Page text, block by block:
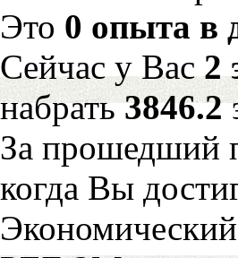
Это 0 опыта в
Сейчас у Вас2
набрать3846.2
За прошедший
когда Вы